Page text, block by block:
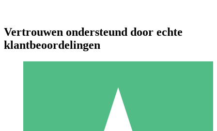
Individuele Creditpakketten
Vertrouwen ondersteund door echte
klantbeoordelingen